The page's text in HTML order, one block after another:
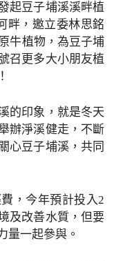
起豆子埔溪溪畔植
畔，邀立委林思銘
牛植物，為豆子埔
召更多大小朋友植
的印象，就是冬天
辦淨溪健走，不斷
心豆子埔溪，共同
，今年預計投入2
及改善水質，但要
量一起參與。